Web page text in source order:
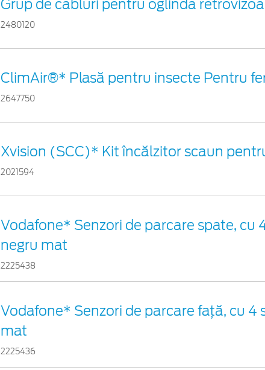
Grup de cabluri pentru oglinda
2480120
ClimAir®* Plasă pentru insecte Pentru
2647750
Xvision (SCC)* Kit încălzitor scaun
2021594
Vodafone* Senzori de parcare spate, cu
negru mat
2225438
Vodafone* Senzori de parcare față, cu 4
mat
2225436